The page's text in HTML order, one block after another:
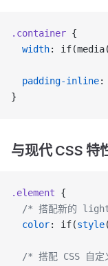
.container {
  width
:
  padding-inline
:
}
与现代 CSS 特
.element {
/* 搭配新的
  color
: if(style
/* 搭配 CSS 自